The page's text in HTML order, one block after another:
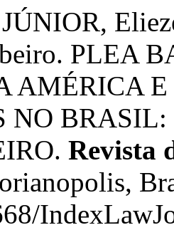
PLEA
AMÉRICA
NO
Revista